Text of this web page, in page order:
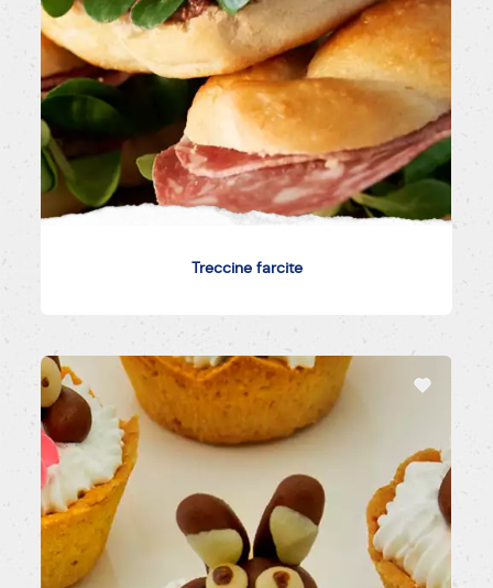
Treccine farcite